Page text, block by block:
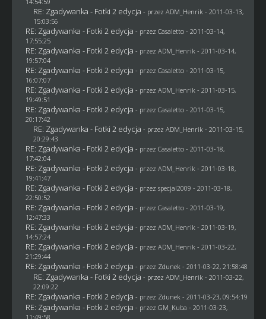
RE: Zgadywanka - Fotki 2 edycja - przez ADM_Henrik - 2011-03-13,
15:03:56
RE: Zgadywanka - Fotki 2 edycja - przez Casaletto- 2011-03-14,
17:55:25
RE: Zgadywanka - Fotki 2 edycja - przez ADM_Henrik - 2011-03-14,
19:57:04
RE: Zgadywanka - Fotki 2 edycja - przez Casaletto- 2011-03-15,
16:07:07
RE: Zgadywanka - Fotki 2 edycja - przez ADM_Henrik - 2011-03-15,
19:49:51
RE: Zgadywanka - Fotki 2 edycja - przez Casaletto- 2011-03-15,
20:17:42
RE: Zgadywanka - Fotki 2 edycja - przez ADM_Henrik - 2011-03-15,
20:29:43
RE: Zgadywanka - Fotki 2 edycja - przez Casaletto- 2011-03-18,
17:42:04
RE: Zgadywanka - Fotki 2 edycja - przez ADM_Henrik - 2011-03-18,
19:41:47
RE: Zgadywanka - Fotki 2 edycja - przez specjal2009 - 2011-03-18,
22:50:52
RE: Zgadywanka - Fotki 2 edycja - przez Casaletto- 2011-03-19,
12:47:33
RE: Zgadywanka - Fotki 2 edycja - przez ADM_Henrik - 2011-03-19,
14:57:24
RE: Zgadywanka - Fotki 2 edycja - przez ADM_Henrik - 2011-03-22,
21:29:44
RE: Zgadywanka - Fotki 2 edycja - przez Zdunek - 2011-03-22, 21:58:48
RE: Zgadywanka - Fotki 2 edycja - przez ADM_Henrik - 2011-03-22,
22:09:22
RE: Zgadywanka - Fotki 2 edycja - przez Zdunek - 2011-03-23, 09:54:19
RE: Zgadywanka - Fotki 2 edycja - przez GM_Kuba - 2011-03-23,
11:49:58